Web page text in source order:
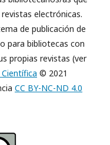
electrónicas.
de publicación de
para bibliotecas con
propias revistas (ver
© 2021
CC BY-NC-ND 4.0